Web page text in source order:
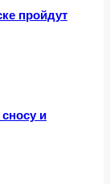
пройдут
и